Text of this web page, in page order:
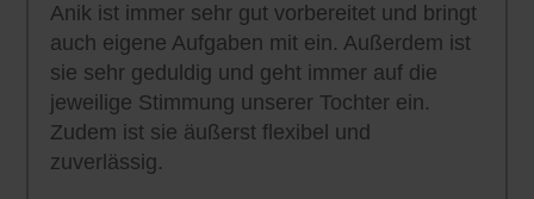
Anik ist immer sehr gut vorbereitet und bringt
auch eigene Aufgaben mit ein. Außerdem ist
sie sehr geduldig und geht immer auf die
jeweilige Stimmung unserer Tochter ein.
Zudem ist sie äußerst flexibel und
zuverlässig.